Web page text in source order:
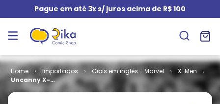
Pague em até 3x s/ juros acima de R$ 100
Importados Gibis em inglês - Marvel
X-Men
Uncanny X-
Men - Volume